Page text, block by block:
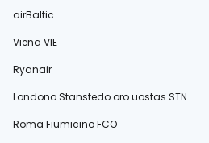
airBaltic
Viena VIE
Ryanair
Londono Stanstedo oro uostas STN
Roma Fiumicino FCO